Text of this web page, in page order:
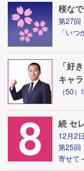
桜な
第27回
「い
「好
キャ
（50
続 セ
12月2日
第25回
寄せて